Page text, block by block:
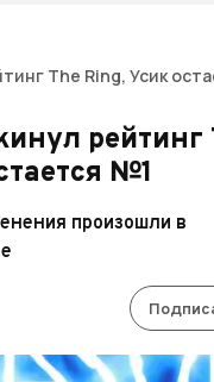
The Ring, Усик
рейтинг
№1
произошли в